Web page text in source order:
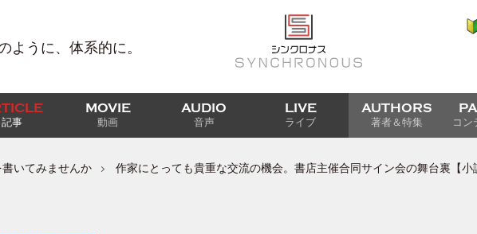
ように、体系的に。
記事
MOVIE
動画
AUDIO
音声
LIVE
ライブ
AUTHORS
著者＆特集 コン
いてみませんか 作家にとっても貴重な交流の機会。書店主催合同サイン会の舞台裏【